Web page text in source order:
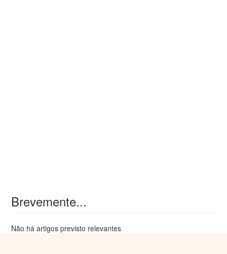
Brevemente...
Não há artigos previsto relevantes